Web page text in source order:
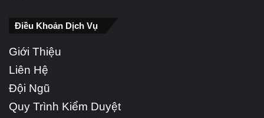
Điều Khoản Dịch Vụ
Giới Thiệu
Liên Hệ
Đội Ngũ
Quy Trình Kiểm Duyệt